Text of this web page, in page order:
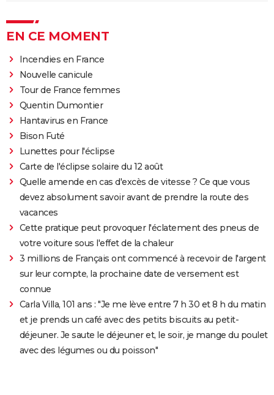
EN CE MOMENT
Incendies en France
Nouvelle canicule
Tour de France femmes
Quentin Dumontier
Hantavirus en France
Bison Futé
Lunettes pour l'éclipse
Carte de l'éclipse solaire du 12 août
Quelle amende en cas d'excès de vitesse ? Ce que vous
devez absolument savoir avant de prendre la route des
vacances
Cette pratique peut provoquer l'éclatement des pneus de
votre voiture sous l'effet de la chaleur
3 millions de Français ont commencé à recevoir de l'argent
sur leur compte, la prochaine date de versement est
connue
Carla Villa, 101 ans : "Je me lève entre 7 h 30 et 8 h du matin
et je prends un café avec des petits biscuits au petit-
déjeuner. Je saute le déjeuner et, le soir, je mange du poulet
avec des légumes ou du poisson"